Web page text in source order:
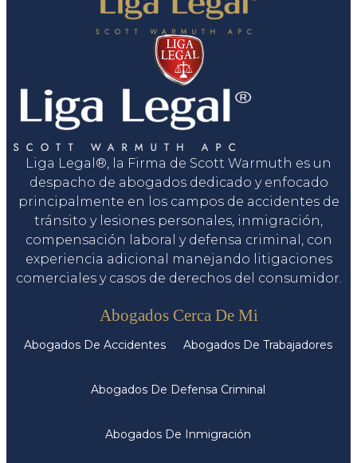
Liga Legal®, la Firma de Scott Warmuth es un
despacho de abogados dedicado y enfocado
principalmente en los campos de accidentes de
tránsito y lesiones personales, inmigración,
compensación laboral y defensa criminal, con
experiencia adicional manejando litigaciones
comerciales y casos de derechos del consumidor.
Abogados Cerca De Mi
Abogados De Accidentes Abogados De Trabajadores
Abogados De Defensa Criminal
Abogados De Inmigración